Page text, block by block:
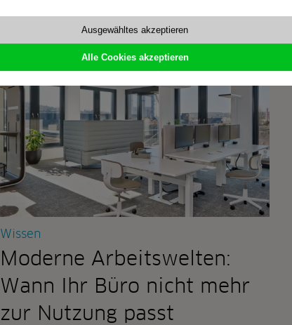
Wissen
Moderne Arbeitswelten:
Wann Ihr Büro nicht mehr
zur Nutzung passt
Ausgewähltes akzeptieren
Alle Cookies akzeptieren